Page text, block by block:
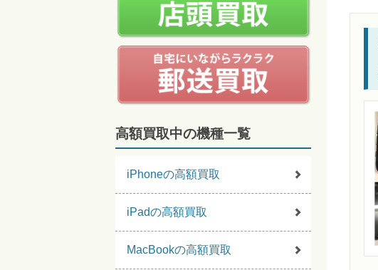
高額買取中の機種一覧
iPhoneの高額買取
iPadの高額買取
MacBookの高額買取